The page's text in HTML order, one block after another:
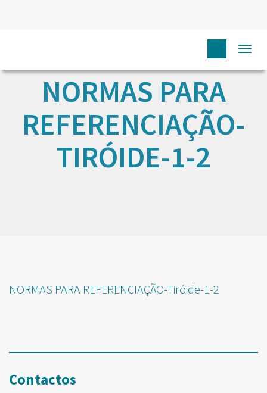
NORMAS PARA
REFERENCIAÇÃO-
TIRÓIDE-1-2
NORMAS PARA REFERENCIAÇÃO-Tiróide-1-2
Contactos